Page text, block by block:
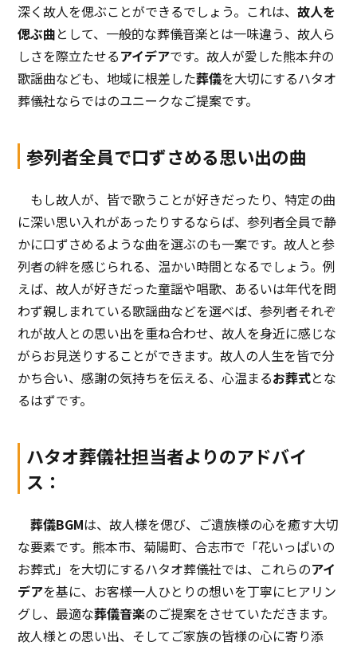
深く故人を偲ぶことができるでしょう。これは、故人を
偲ぶ曲として、一般的な葬儀音楽とは一味違う、故人ら
しさを際立たせるアイデアです。故人が愛した熊本弁の
歌謡曲なども、地域に根差した葬儀を大切にするハタオ
葬儀社ならではのユニークなご提案です。
参列者全員で口ずさめる思い出の曲
もし故人が、皆で歌うことが好きだったり、特定の曲
に深い思い入れがあったりするならば、参列者全員で静
かに口ずさめるような曲を選ぶのも一案です。故人と参
列者の絆を感じられる、温かい時間となるでしょう。例
えば、故人が好きだった童謡や唱歌、あるいは年代を問
わず親しまれている歌謡曲などを選べば、参列者それぞ
れが故人との思い出を重ね合わせ、故人を身近に感じな
がらお見送りすることができます。故人の人生を皆で分
かち合い、感謝の気持ちを伝える、心温まるお葬式とな
るはずです。
ハタオ葬儀社担当者よりのアドバイ
ス：
葬儀BGMは、故人様を偲び、ご遺族様の心を癒す大切
な要素です。熊本市、菊陽町、合志市で「花いっぱいの
お葬式」を大切にするハタオ葬儀社では、これらのアイ
デアを基に、お客様一人ひとりの想いを丁寧にヒアリン
グし、最適な葬儀音楽のご提案をさせていただきます。
故人様との思い出、そしてご家族の皆様の心に寄り添